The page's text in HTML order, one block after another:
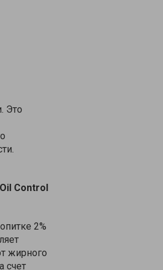
Это
Oil Control
2%
жирного
счет